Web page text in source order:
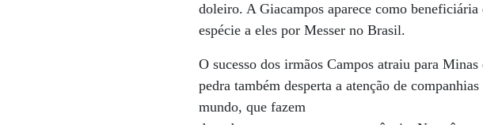
doleiro. A Giacampos aparece como
espécie a eles por Messer no Brasil.
O sucesso dos irmãos Campos atraiu para
pedra também desperta a atenção de
mundo, que fazem